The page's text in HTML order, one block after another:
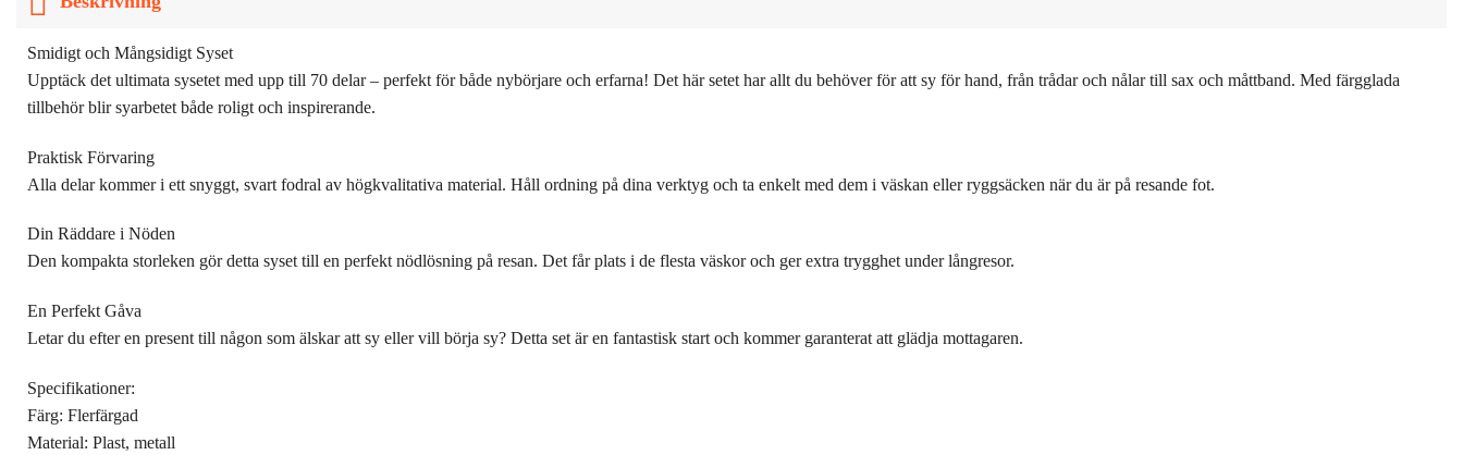
Smidigt och Mångsidigt Syset
Upptäck det ultimata sysetet med upp till 70 delar – perfekt för både nybörjare och erfarna! Det här setet har allt du behöver för att sy för hand, från trådar och nålar till sax och måttband. Med färgglada
tillbehör blir syarbetet både roligt och inspirerande.
Praktisk Förvaring
Alla delar kommer i ett snyggt, svart fodral av högkvalitativa material. Håll ordning på dina verktyg och ta enkelt med dem i väskan eller ryggsäcken när du är på resande fot.
Din Räddare i Nöden
Den kompakta storleken gör detta syset till en perfekt nödlösning på resan. Det får plats i de flesta väskor och ger extra trygghet under långresor.
En Perfekt Gåva
Letar du efter en present till någon som älskar att sy eller vill börja sy? Detta set är en fantastisk start och kommer garanterat att glädja mottagaren.
Specifikationer:
Färg: Flerfärgad
Material: Plast, metall